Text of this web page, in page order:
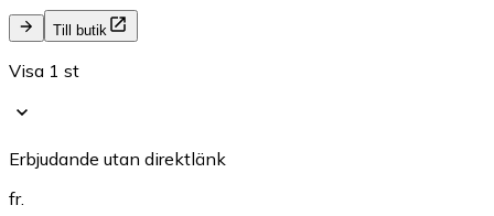
Till butik
Visa 1 st
Erbjudande utan direktlänk
fr.